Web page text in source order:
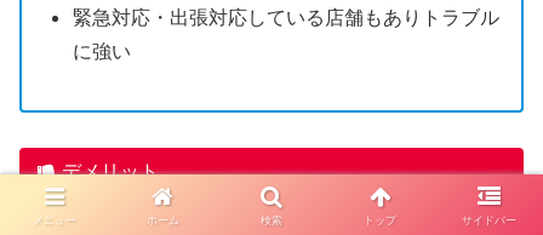
緊急対応・出張対応している店舗もありトラブル
に強い
デメリット
一部のディンプルキーは店舗で合鍵作成できない
メニュー ホーム 検索 トップ サイドバー